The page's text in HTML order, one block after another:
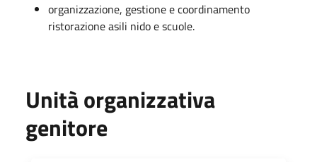
organizzazione, gestione e coordinamento
ristorazione asili nido e scuole.
Unità organizzativa
genitore